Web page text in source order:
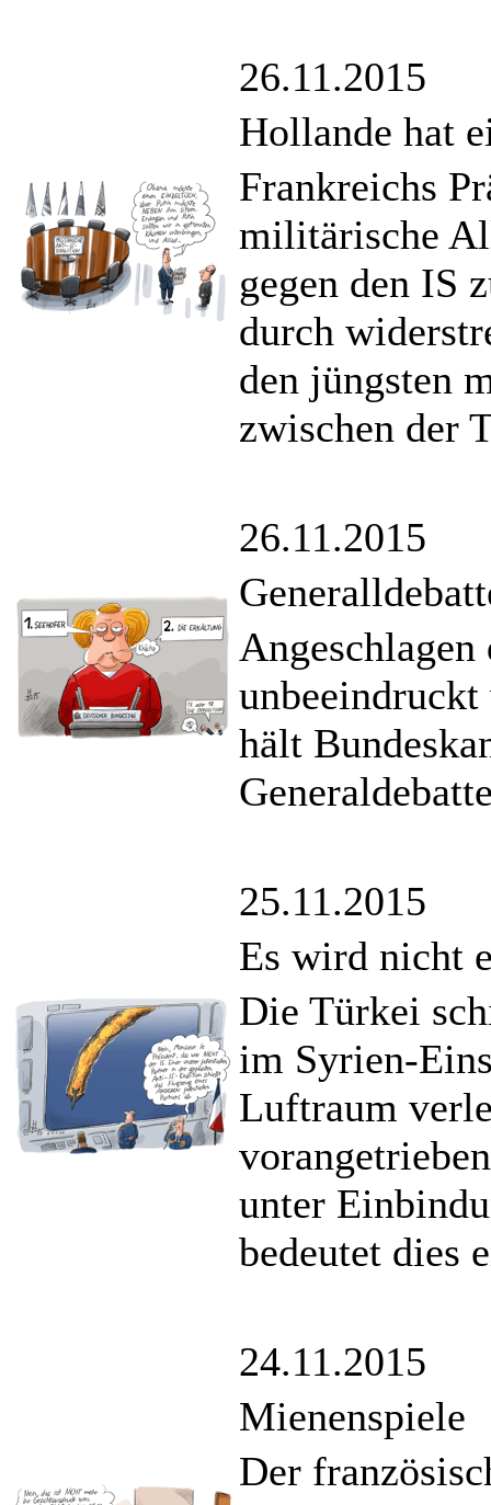
26.11.2015
Hollande hat
Frankreichs
militärische
gegen den IS
durch
den jüngsten
zwischen der
26.11.2015
hält
25.11.2015
Es wird nicht
Die Türkei
im Syrien-
Luftraum
unter
bedeutet dies
24.11.2015
Mienenspiele
Der